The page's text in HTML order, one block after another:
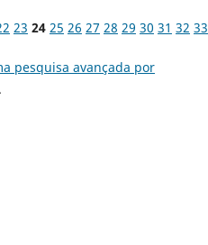
23 24 25 26 27 28 29 30 31 32 33
pesquisa avançada por